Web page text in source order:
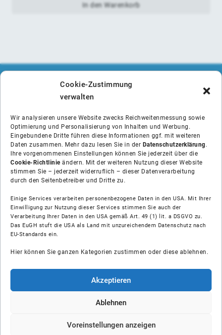
Cookie-Zustimmung
verwalten
Wir analysieren unsere Website zwecks Reichweitenmessung sowie
Optimierung und Personalisierung von Inhalten und Werbung.
Eingebundene Dritte führen diese Informationen ggf. mit weiteren
Daten zusammen. Mehr dazu lesen Sie in der Datenschutzerklärung.
Ihre vorgenommenen Einstellungen können Sie jederzeit über die
Cookie-Richtlinieändern. Mit der weiteren Nutzung dieser Website
stimmen Sie – jederzeit widerruflich – dieser Datenverarbeitung
durch den Seitenbetreiber und Dritte zu.
Einige Services verarbeiten personenbezogene Daten in den USA. Mit Ihrer
Einwilligung zur Nutzung dieser Services stimmen Sie auch der
Verarbeitung Ihrer Daten in den USA gemäß Art. 49 (1) lit. a DSGVO zu.
Das EuGH stuft die USA als Land mit unzureichendem Datenschutz nach
EU-Standards ein.
Hier können Sie ganzen Kategorien zustimmen oder diese ablehnen.
Akzeptieren
Ablehnen
Voreinstellungen anzeigen
In den Warenkorb
Über uns
© Shop-Installateur IK GmbH